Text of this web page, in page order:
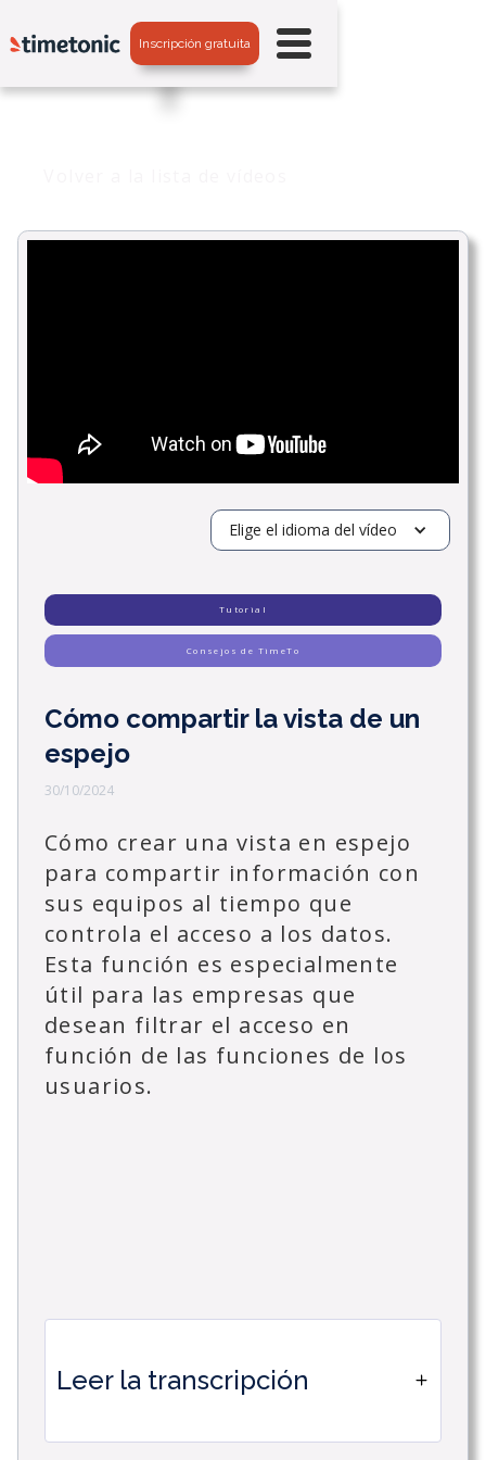
Inscripción gratuita
Elige el idioma del vídeo
Tutorial
Consejos de TimeTo
Cómo compartir la vista de un
espejo
30/10/2024
Cómo crear una vista en espejo
para compartir información con
sus equipos al tiempo que
controla el acceso a los datos.
Esta función es especialmente
útil para las empresas que
desean filtrar el acceso en
función de las funciones de los
usuarios.
Leer la transcripción